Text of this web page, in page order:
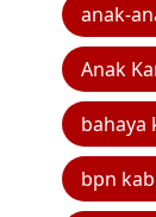
anak-
Anak
bahaya
bpn